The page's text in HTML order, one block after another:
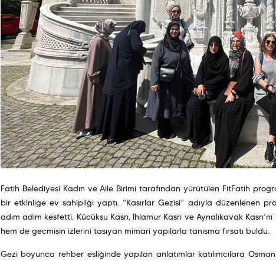
Fatih Belediyesi Kadın ve Aile Birimi tarafından yürütülen FitFatih
bir etkinliğe ev sahipliği yaptı. “Kasırlar Gezisi” adıyla düzenlenen
adım adım keşfetti. Küçüksu Kasrı, Ihlamur Kasrı ve Aynalıkavak
hem de geçmişin izlerini taşıyan mimari yapılarla tanışma fırsatı buldu.
Gezi boyunca rehber eşliğinde yapılan anlatımlar katılımcılara